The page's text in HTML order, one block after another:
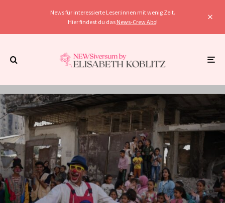
News für interessierte Leser:innen mit wenig Zeit.
Hier findest du das News-Crew Abo!